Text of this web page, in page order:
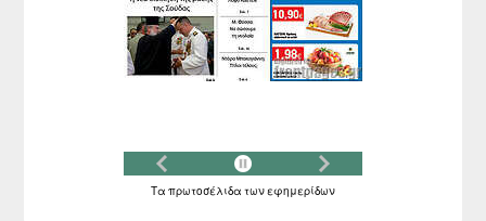
Τα πρωτοσέλιδα τωνεφημερίδων